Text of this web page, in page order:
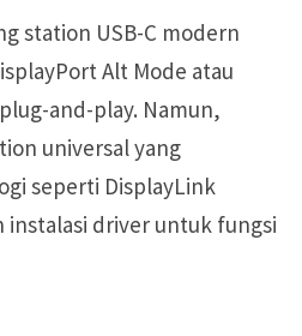
station USB-C modern
Alt Mode atau
and-play. Namun,
universal yang
seperti DisplayLink
driver untuk fungsi